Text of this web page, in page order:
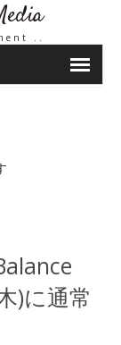
..
)に通常